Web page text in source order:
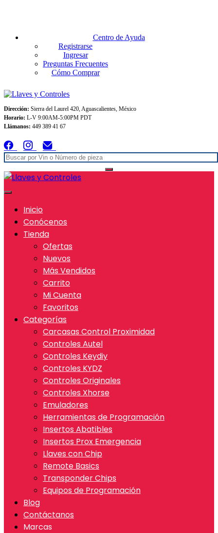
Centro de Ayuda
Registrarse
Ingresar
Preguntas Frecuentes
Cómo Comprar
Dirección: Sierra del Laurel 420, Aguascalientes, México
Horario: L-V 9:00AM-5:00PM PDT
Llámanos: 449 389 41 67
Inicio
Conócenos
Tienda
Ofertas
Nuevos
Más Vendidos
Carrito
Mi Cuenta
Favoritos
Categorías
Carcasas Control Proximidad
Controles Autel
Controles Keydiy
Controles KYDZ
Controles Originales
Controles Xhorse
Emuladores
Herramientas de Programación
Insertos Abatibles
Insertos Prox Emergencia
Llaves con Chip
Remote Basics
Transponder Chips
Equipos de Programación
Blog
Contáctanos
Marcas